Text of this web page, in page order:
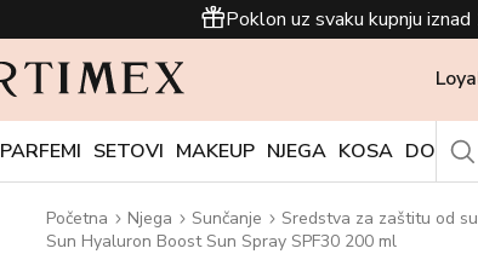
Poklon uz svaku kupnju
PARFEMI SETOVI MAKEUP NJEGA KOSA DODACI
Početna Njega Sunčanje
Sredstva za zaštitu od
Sun Hyaluron Boost Sun Spray SPF30 200 ml